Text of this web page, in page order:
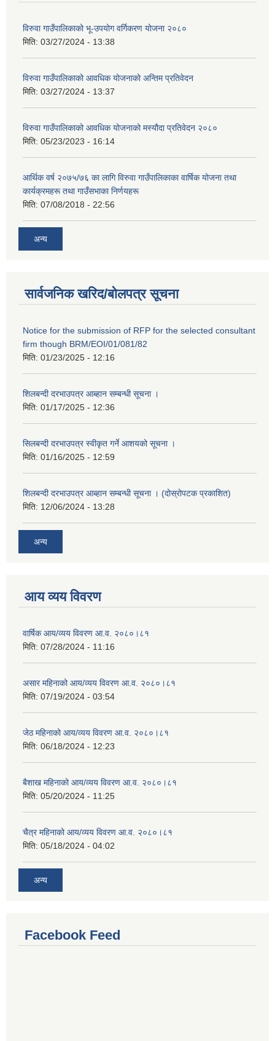
विरुवा गाउँपालिकाको भू-उपयोग वर्गिकरण योजना २०८०
मिति: 03/27/2024 - 13:38
विरुवा गाउँपालिकाको आवधिक योजनाको अन्तिम प्रतिवेदन
मिति: 03/27/2024 - 13:37
विरुवा गाउँपालिकाको आवधिक योजनाको मस्यौदा प्रतिवेदन २०८०
मिति: 05/23/2023 - 16:14
आर्थिक वर्ष २०७५/७६ का लागि विरुवा गाउँपालिकाका वार्षिक योजना तथा
कार्यक्रमहरू तथा गाउँसभाका निर्णयहरू
मिति: 07/08/2018 - 22:56
अन्य
सार्वजनिक खरिद/बोलपत्र सूचना
Notice for the submission of RFP for the selected consultant
firm though BRM/EOI/01/081/82
मिति: 01/23/2025 - 12:16
शिलबन्दी दरभाउपत्र आब्हान सम्बन्धी सूचना ।
मिति: 01/17/2025 - 12:36
सिलबन्दी दरभाउपत्र स्वीकृत गर्ने आशयको सूचना ।
मिति: 01/16/2025 - 12:59
शिलबन्दी दरभाउपत्र आब्हान सम्बन्धी सूचना । (दोस्रोपटक प्रकाशित)
मिति: 12/06/2024 - 13:28
अन्य
आय व्यय विवरण
वार्षिक आय/व्यय विवरण आ.व. २०८०।८१
मिति: 07/28/2024 - 11:16
असार महिनाको आय/व्यय विवरण आ.व. २०८०।८१
मिति: 07/19/2024 - 03:54
जेठ महिनाको आय/व्यय विवरण आ.व. २०८०।८१
मिति: 06/18/2024 - 12:23
बैशाख महिनाको आय/व्यय विवरण आ.व. २०८०।८१
मिति: 05/20/2024 - 11:25
चैत्र महिनाको आय/व्यय विवरण आ.व. २०८०।८१
मिति: 05/18/2024 - 04:02
अन्य
Facebook Feed